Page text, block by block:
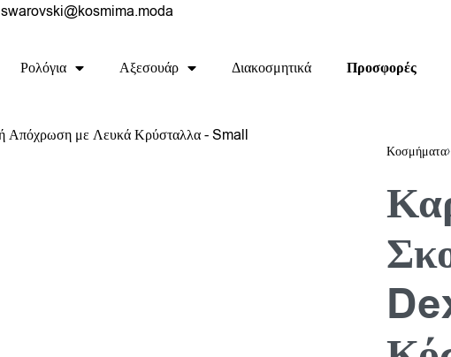
swarovski@kosmima.moda
Ρολόγια Αξεσουάρ Διακοσμητικά Προσφορές
Κοσμήματα›